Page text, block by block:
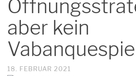
aber kein
18. FEBRUAR 2021